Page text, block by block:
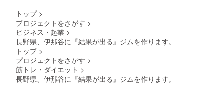
トップ >
プロジェクトをさがす >
ビジネス・起業 >
長野県、伊那谷に『結果が出る』ジムを作ります。
トップ >
プロジェクトをさがす >
筋トレ・ダイエット >
長野県、伊那谷に『結果が出る』ジムを作ります。